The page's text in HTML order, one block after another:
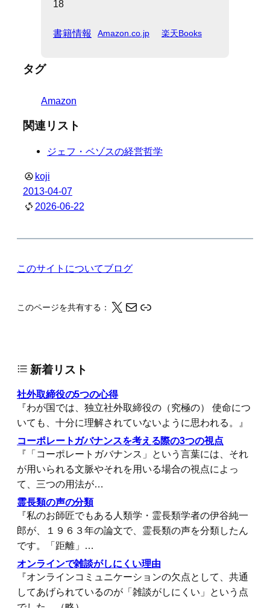
18
書籍情報 Amazon.co.jp 楽天Books
タグ
Amazon
関連リスト
ジェフ・ベゾスの経営哲学
koji
2013-04-07
2026-06-22
このサイトについてブログ
このページを共有する： X メール このページの情報をクリップボードにコピーする
新着リスト
社外取締役の5つの心得
『わが国では、独立社外取締役の（究極の） 使命につ
いても、十分に理解されていないように思われる。』
コーポレートガバナンスを考える際の3つの視点
『「コーポレートガバナンス」という言葉には、それ
が用いられる文脈やそれを用いる場合の視点によっ
て、三つの用法が…
霊長類の声の分類
『私のお師匠でもある人類学・霊長類学者の伊谷純一
郎が、１９６３年の論文で、霊長類の声を分類したん
です。「距離」…
オンラインで雑談がしにくい理由
『オンラインコミュニケーションの欠点として、共通
してあげられているのが「雑談がしにくい」という点